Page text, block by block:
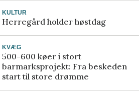
KULTUR
Herregård holder høstdag
KVÆG
500-600 køer i stort
barmarksprojekt: Fra beskeden
start til store drømme